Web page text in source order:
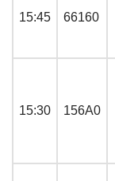
15:45 66160
15:30 156A0